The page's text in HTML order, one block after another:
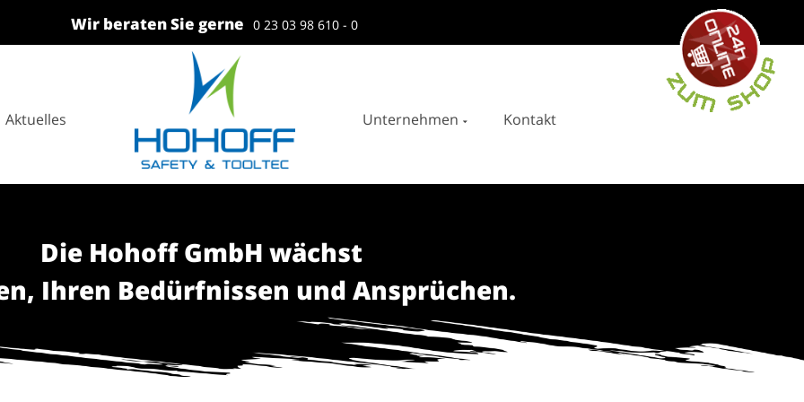
Wir beraten Sie gerne 0 23 03 98 610 - 0
Aktuelles Unternehmen Kontakt
Die Hohoff GmbH wächst
Ihren Bedürfnissen und Ansprüchen.